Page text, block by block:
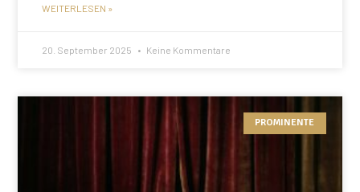
WEITERLESEN »
20. September 2025 Keine Kommentare
PROMINENTE